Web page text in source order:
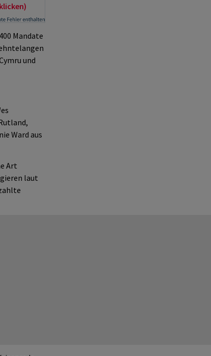
Mandate
und
Ward aus
Art
laut